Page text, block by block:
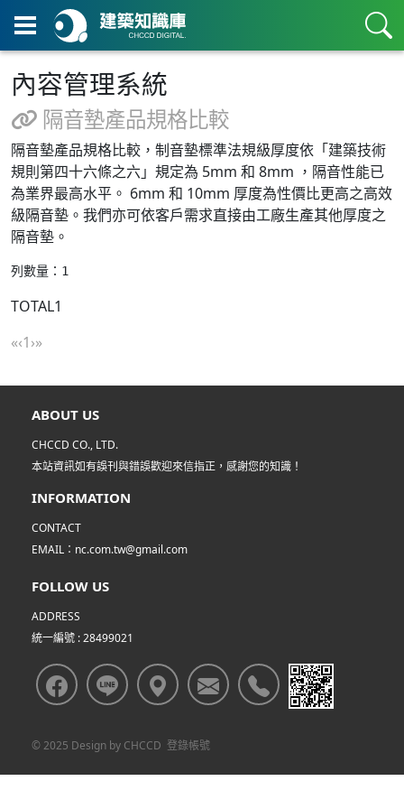
內容管理系統
隔音墊產品規格比較
隔音墊產品規格比較，制音墊標準法規級厚度依「建築技術
規則第四十六條之六」規定為 5mm 和 8mm ，隔音性能已
為業界最高水平。 6mm 和 10mm 厚度為性價比更高之高效
級隔音墊。我們亦可依客戶需求直接由工廠生產其他厚度之
隔音墊。
列數量：1
TOTAL1
«‹1(current)
›»
ABOUT US
CHCCD CO., LTD.
本站資訊如有誤刊與錯誤歡迎來信指正，感謝您的知識！
INFORMATION
CONTACT
EMAIL：nc.com.tw@gmail.com
FOLLOW US
ADDRESS
統一編號 : 28499021
© 2025 Design by CHCCD 登錄帳號